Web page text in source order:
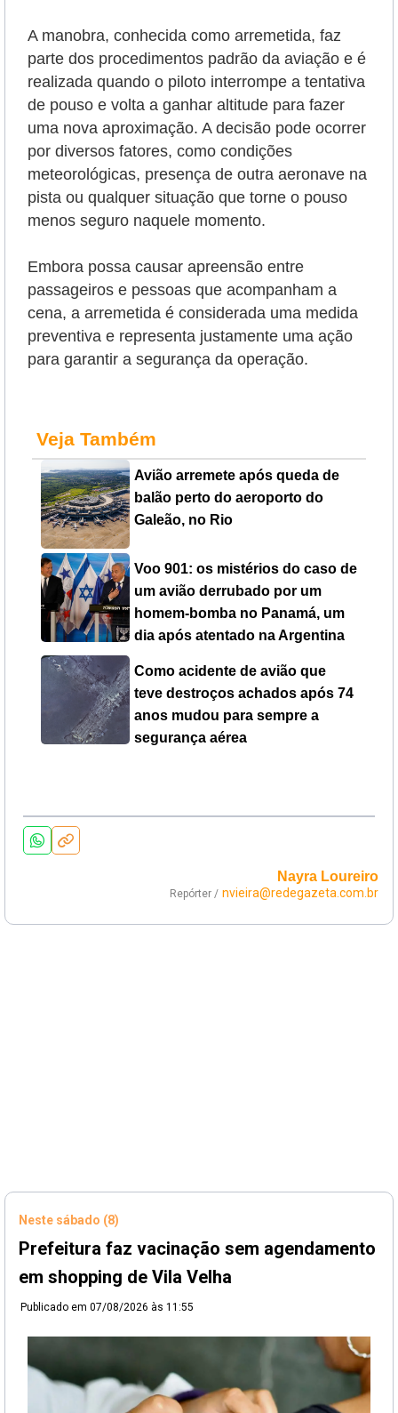
A manobra, conhecida como arremetida, faz
parte dos procedimentos padrão da aviação e é
realizada quando o piloto interrompe a tentativa
de pouso e volta a ganhar altitude para fazer
uma nova aproximação. A decisão pode ocorrer
por diversos fatores, como condições
meteorológicas, presença de outra aeronave na
pista ou qualquer situação que torne o pouso
menos seguro naquele momento.
Embora possa causar apreensão entre
passageiros e pessoas que acompanham a
cena, a arremetida é considerada uma medida
preventiva e representa justamente uma ação
para garantir a segurança da operação.
Veja Também
Avião arremete após queda de
balão perto do aeroporto do
Galeão, no Rio
Voo 901: os mistérios do caso de
um avião derrubado por um
homem-bomba no Panamá, um
dia após atentado na Argentina
Como acidente de avião que
teve destroços achados após 74
anos mudou para sempre a
segurança aérea
Nayra Loureiro
Repórter / nvieira@redegazeta.com.br
Neste sábado (8)
Prefeitura faz vacinação sem agendamento
em shopping de Vila Velha
Publicado em 07/08/2026 às 11:55